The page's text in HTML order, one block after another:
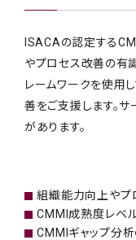
ISACAの認定する
やプロセス改善の有
レームワークを使用
善をご支援します。
があります。
組織能力向上やプ
CMMI成熟度レベ
CMMIギャップ分